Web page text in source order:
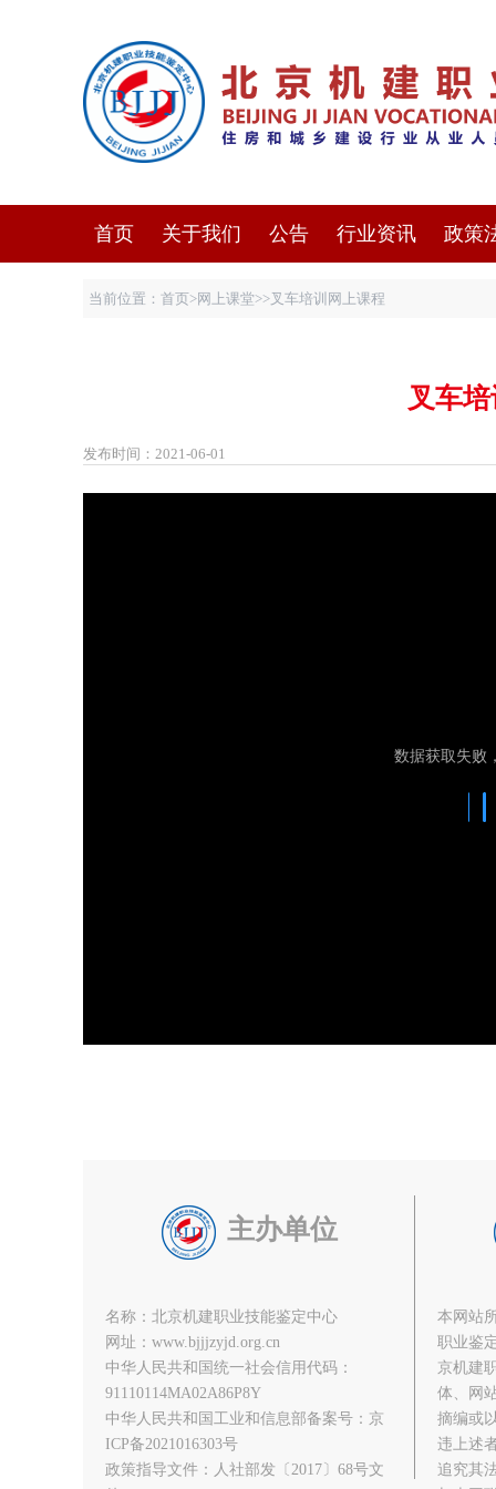
首页 关于我们 公告 行业资讯 政策
当前位置： 首页>网上课堂>>叉车培训网上课程
叉车
发布时间：2021-06-01
主办单位
名称：北京机建职业技能鉴定中心
网址：www.bjjjzyjd.org.cn
中华人民共和国统一社会信用代码：
91110114MA02A86P8Y
中华人民共和国工业和信息部备案号：京
ICP备2021016303号
政策指导文件：人社部发〔2017〕68号文
本网站
职业鉴
京机建
体、网
摘编或
违上述
追究其